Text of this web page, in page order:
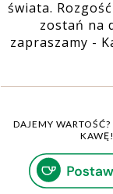
świata.
zostań na
zapraszamy -
DAJEMY
KAWĘ!